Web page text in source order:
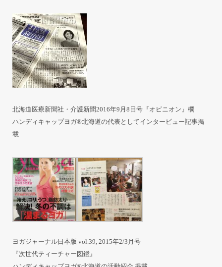
北海道医療新聞社・介護新聞2016年9月8日号『オピニオン』欄
ハンディキャップヨガ®北海道の代表としてインタービュー記事掲
載
ヨガジャーナル日本版 vol.39, 2015年2/3月号
『次世代ティーチャー図鑑』